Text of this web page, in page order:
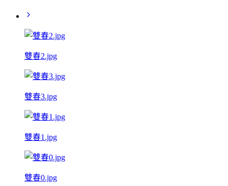
雙春2.jpg
雙春3.jpg
雙春1.jpg
雙春0.jpg